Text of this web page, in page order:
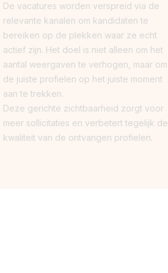
De vacatures worden verspreid via de
relevante kanalen om kandidaten te
bereiken op de plekken waar ze echt
actief zijn. Het doel is niet alleen om het
aantal weergaven te verhogen, maar om
de juiste profielen op het juiste moment
aan te trekken.
Deze gerichte zichtbaarheid zorgt voor
meer sollicitaties en verbetert tegelijk de
kwaliteit van de ontvangen profielen.